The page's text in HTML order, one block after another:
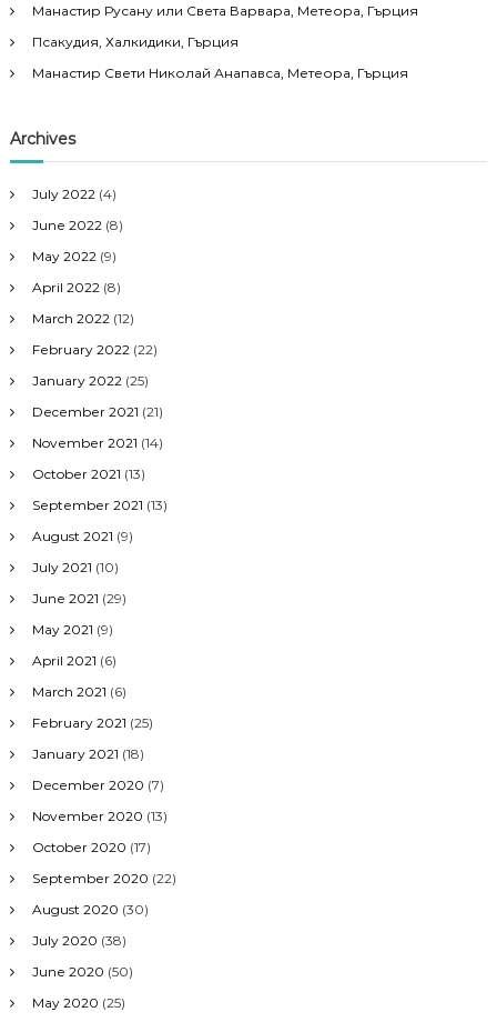
Манастир Русану или Света Варвара, Метеора, Гърция
Псакудия, Халкидики, Гърция
Манастир Свети Николай Анапавса, Метеора, Гърция
Archives
July 2022 (4)
June 2022 (8)
May 2022 (9)
April 2022 (8)
March 2022 (12)
February 2022 (22)
January 2022 (25)
December 2021 (21)
November 2021 (14)
October 2021 (13)
September 2021 (13)
August 2021 (9)
July 2021 (10)
June 2021 (29)
May 2021 (9)
April 2021 (6)
March 2021 (6)
February 2021 (25)
January 2021 (18)
December 2020 (7)
November 2020 (13)
October 2020 (17)
September 2020 (22)
August 2020 (30)
July 2020 (38)
June 2020 (50)
May 2020 (25)